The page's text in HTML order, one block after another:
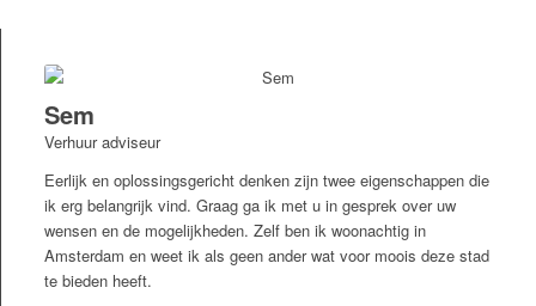
Sem
Verhuur adviseur
Eerlijk en oplossingsgericht denken zijn twee eigenschappen die
ik erg belangrijk vind. Graag ga ik met u in gesprek over uw
wensen en de mogelijkheden. Zelf ben ik woonachtig in
Amsterdam en weet ik als geen ander wat voor moois deze stad
te bieden heeft.